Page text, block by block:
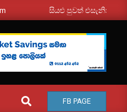
සියළු පුවත් එසැනින් ඔබ වෙත
SEARCH
FB PAGE